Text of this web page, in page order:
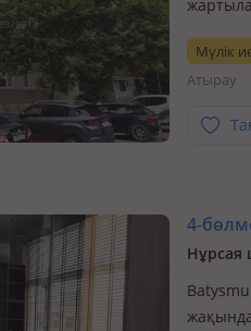
Мүлік
Атырау
4-
Нұрсая